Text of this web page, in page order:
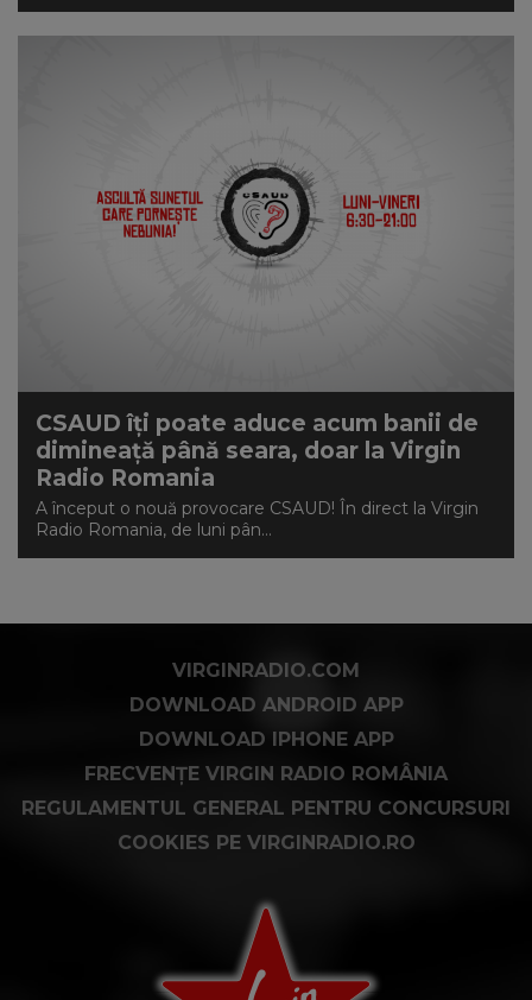
CSAUD îți poate aduce acum banii de
dimineață până seara, doar la Virgin
Radio Romania
A început o nouă provocare CSAUD! În direct la Virgin
Radio Romania, de luni pân...
VIRGINRADIO.COM
DOWNLOAD ANDROID APP
DOWNLOAD IPHONE APP
FRECVENȚE VIRGIN RADIO ROMÂNIA
REGULAMENTUL GENERAL PENTRU CONCURSURI
COOKIES PE VIRGINRADIO.RO